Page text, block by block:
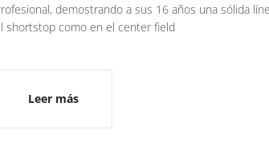
demostrando a sus 16 años una sólida
shortstop como en el center field
Leer más